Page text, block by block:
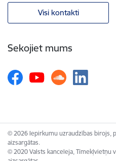
Visi kontakti
Sekojiet mums
© 2026 Iepirkumu uzraudzības birojs,
aizsargātas.
© 2020 Valsts kanceleja, Tīmekļvietņu